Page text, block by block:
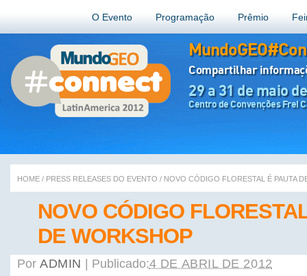
O Evento Programação Prêmio
Compartilhar
29 a 31 de maio
Centro de Convenções Frei
NOVO CÓDIGO
DE WORKSHOP
HOME / PRESS RELEASES DO EVENTO / NOVO CÓDIGO FLORESTAL É PAUTA
Por ADMIN Publicado:4 DE ABRIL DE 2012